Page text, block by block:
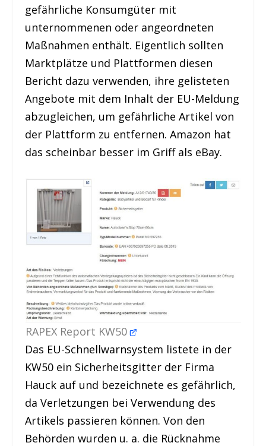
gefährliche Konsumgüter mit
unternommenen oder angeordneten
Maßnahmen enthält. Eigentlich sollten
Marktplätze und Plattformen diesen
Bericht dazu verwenden, ihre gelisteten
Angebote mit dem Inhalt der EU-Meldung
abzugleichen, um gefährliche Artikel von
der Plattform zu entfernen. Amazon hat
das scheinbar besser im Griff als eBay.
RAPEX Report KW50
Das EU-Schnellwarnsystem listete in der
KW50 ein Sicherheitsgitter der Firma
Hauck auf und bezeichnete es gefährlich,
da Verletzungen bei Verwendung des
Artikels passieren können. Von den
Behörden wurden u. a. die Rücknahme